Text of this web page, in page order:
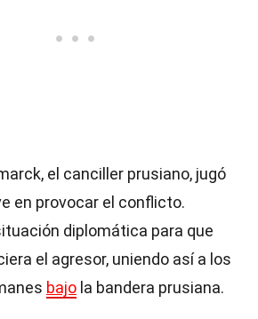
el canciller prusiano, jugó
en provocar el conflicto.
diplomática para que
el agresor, uniendo así a los
bajo la bandera prusiana.